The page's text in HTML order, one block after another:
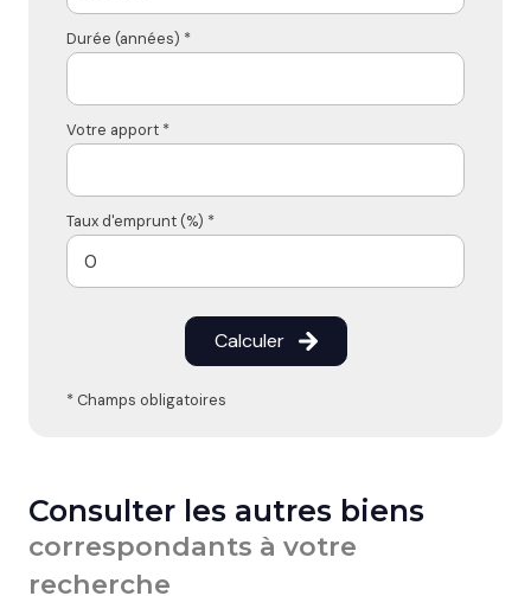
Durée (années) *
Votre apport *
Taux d'emprunt (%) *
Calculer
* Champs obligatoires
Consulter les autres biens
correspondants à votre
recherche